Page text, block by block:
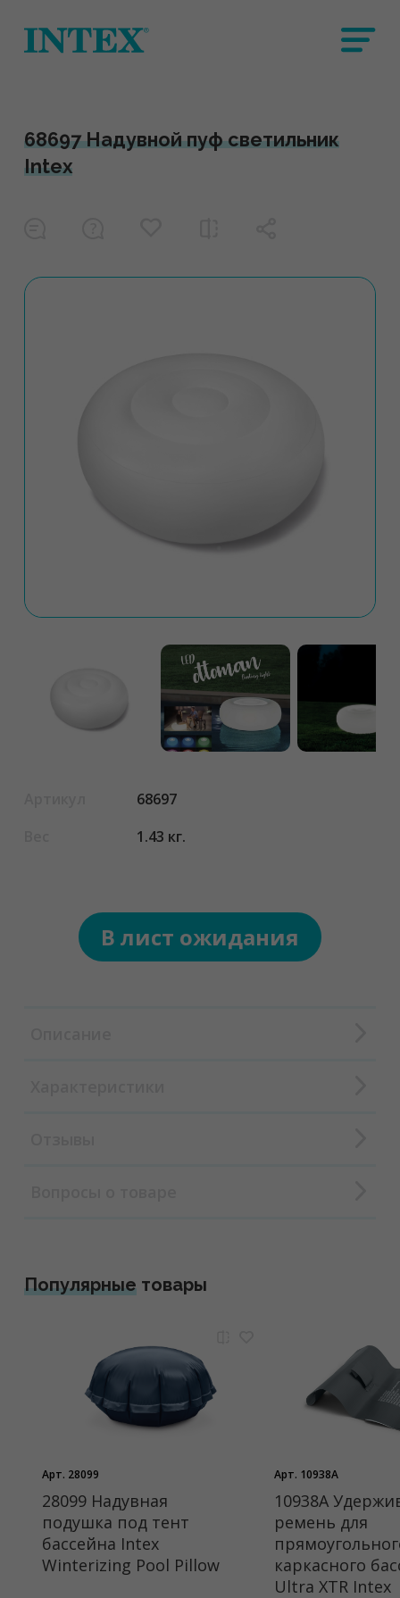
68697 Надувной пуф светильник
Intex
68697
1.43 кг.
В лист ожидания
Популярныетовары
Арт. 28099
28099 Надувная
подушка под тент
бассейна Intex
Winterizing Pool Pillow
Арт. 10938A
10938A
ремень для
каркасного
Ultra XTR Intex